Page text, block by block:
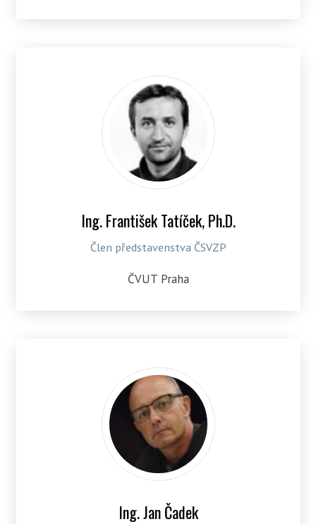
Ing. František Tatíček, Ph.D.
Člen představenstva ČSVZP
ČVUT Praha
Ing. Jan Čadek